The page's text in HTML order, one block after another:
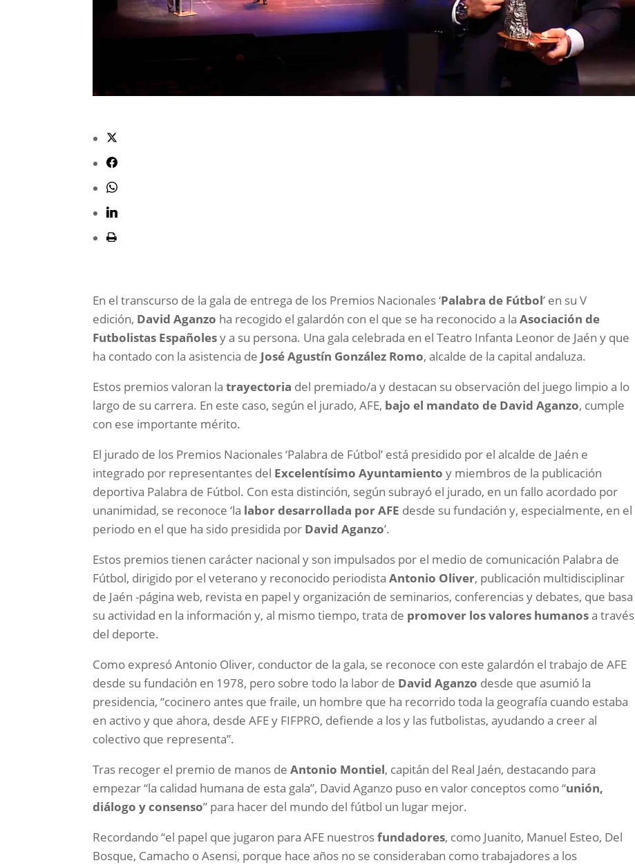
En el transcurso de la gala de entrega de los Premios Nacionales ‘Palabra de Fútbol’ en su V
edición, David Aganzo ha recogido el galardón con el que se ha reconocido a laAsociación de
Futbolistas Españolesy a su persona. Una gala celebrada en el Teatro Infanta Leonor de Jaén y que
ha contado con la asistencia de José Agustín González Romo, alcalde de la capital andaluza.
Estos premios valoran latrayectoria del premiado/a y destacan su observación del juego limpio a lo
largo de su carrera. En este caso, según el jurado, AFE, bajo el mandato de David Aganzo, cumple
con ese importante mérito.
El jurado de los Premios Nacionales ‘Palabra de Fútbol’ está presidido por el alcalde de Jaén e
integrado por representantes del Excelentísimo Ayuntamientoy miembros de la publicación
deportiva Palabra de Fútbol. Con esta distinción, según subrayó el jurado, en un fallo acordado por
unanimidad, se reconoce ‘la labor desarrollada por AFE desde su fundación y, especialmente, en el
periodo en el que ha sido presidida por David Aganzo’.
Estos premios tienen carácter nacional y son impulsados por el medio de comunicación Palabra de
Fútbol, dirigido por el veterano y reconocido periodistaAntonio Oliver, publicación multidisciplinar
de Jaén -página web, revista en papel y organización de seminarios, conferencias y debates, que basa
su actividad en la información y, al mismo tiempo, trata de promover los valores humanosa través
del deporte.
Como expresó Antonio Oliver, conductor de la gala, se reconoce con este galardón el trabajo de AFE
desde su fundación en 1978, pero sobre todo la labor de David Aganzo desde que asumió la
presidencia, “cocinero antes que fraile, un hombre que ha recorrido toda la geografía cuando estaba
en activo y que ahora, desde AFE y FIFPRO, defiende a los y las futbolistas, ayudando a creer al
colectivo que representa”.
Tras recoger el premio de manos deAntonio Montiel, capitán del Real Jaén, destacando para
empezar “la calidad humana de esta gala”, David Aganzo puso en valor conceptos como “unión,
diálogo y consenso” para hacer del mundo del fútbol un lugar mejor.
Recordando “el papel que jugaron para AFE nuestrosfundadores, como Juanito, Manuel Esteo, Del
Bosque, Camacho o Asensi, porque hace años no se consideraban como trabajadores a los